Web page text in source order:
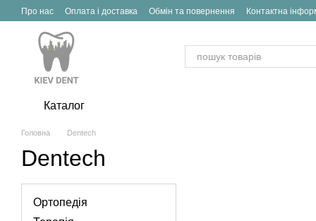
Перейти до основного контенту
Про нас Оплата і доставка Обмін та повернення Контактна
Каталог
Головна Dentech
Dentech
Ортопедія